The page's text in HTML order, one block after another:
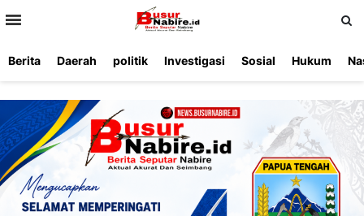
Berita Daerah politik Investigasi Sosial Hukum